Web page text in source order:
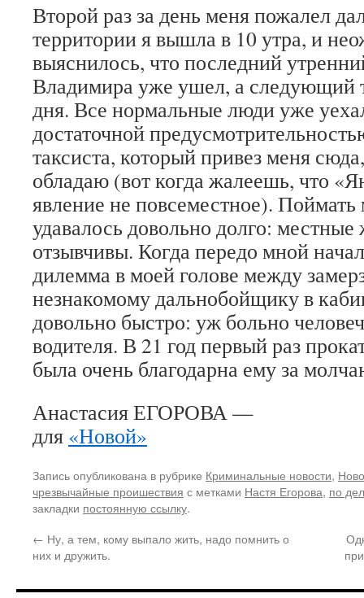
Второй раз за день меня пожалел
территории я вышла в 10 утра, и
выяснилось, что последний
Владимира уже ушел, а следующий
дня. Все нормальные люди уже
достаточной
таксиста, который привез меня
обладаю (вот когда жалеешь, что
явление не повсеместное).
удавалось довольно долго:
отзывчивы. Когда передо мной
дилемма в моей голове между
незнакомому дальнобойщику в
довольно быстро: уж больно
водителя. В 21 год первый раз
была очень благодарна ему за
Анастасия ЕГОРОВА —
для «Новой»
Запись опубликована в рубрике Криминальные новости,
чрезвычайные проишествия с метками Настя Егорова, по
закладки постоянную ссылку.
← Ну, а тем, кому выпало жить, надо помнить о
них и дружить.